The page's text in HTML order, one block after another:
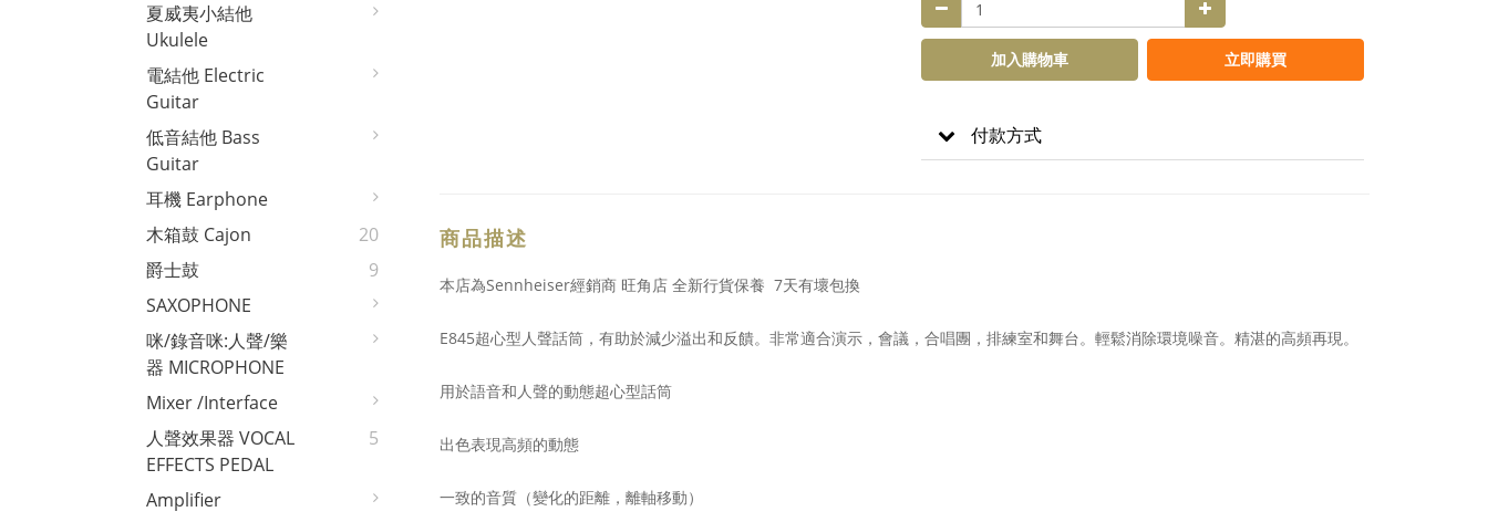
夏威夷小結他
Ukulele
電結他 Electric
Guitar
低音結他 Bass
Guitar
耳機 Earphone
木箱鼓 Cajon
20
爵士鼓
9
SAXOPHONE
咪/錄音咪:人聲/樂
器 MICROPHONE
Mixer /interface
人聲效果器 VOCAL
EFFECTS PEDAL
5
Amplifier
加入購物車 立即購買
付款方式
商品描述
本店為Sennheiser經銷商 旺角店 全新行貨保養 7天有壞包換
E845超心型人聲話筒，有助於減少溢出和反饋。非常適合演示，會議，合唱團，排練室和舞台。輕鬆消除環境噪音。精湛的高頻再現。
用於語音和人聲的動態超心型話筒
出色表現高頻的動態
一致的音質（變化的距離，離軸移動）